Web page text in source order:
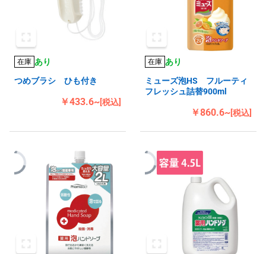
在庫 あり
つめブラシ ひも付き
￥433.6~[税込]
在庫 あり
ミューズ泡HS フルーティ
フレッシュ詰替900ml
￥860.6~[税込]